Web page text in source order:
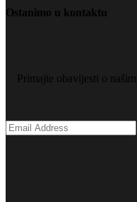
Ostanimo u kontaktu
Primajte obavijesti o